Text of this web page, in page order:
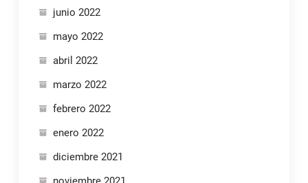
junio 2022
mayo 2022
abril 2022
marzo 2022
febrero 2022
enero 2022
diciembre 2021